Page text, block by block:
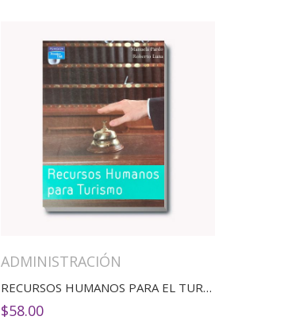
ADMINISTRACIÓN
RECURSOS HUMANOS PARA EL TURISMO
$58.00